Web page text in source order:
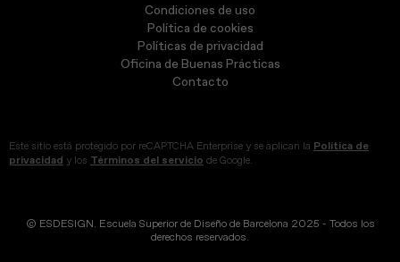
Condiciones de uso
Política de cookies
Políticas de privacidad
Oficina de Buenas Prácticas
Contacto
Este sitio está protegido por reCAPTCHA Enterprise y se aplican la Política de
privacidad y los Términos del servicio de Google.
© ESDESIGN. Escuela Superior de Diseño de Barcelona 2025 - Todos los
derechos reservados.